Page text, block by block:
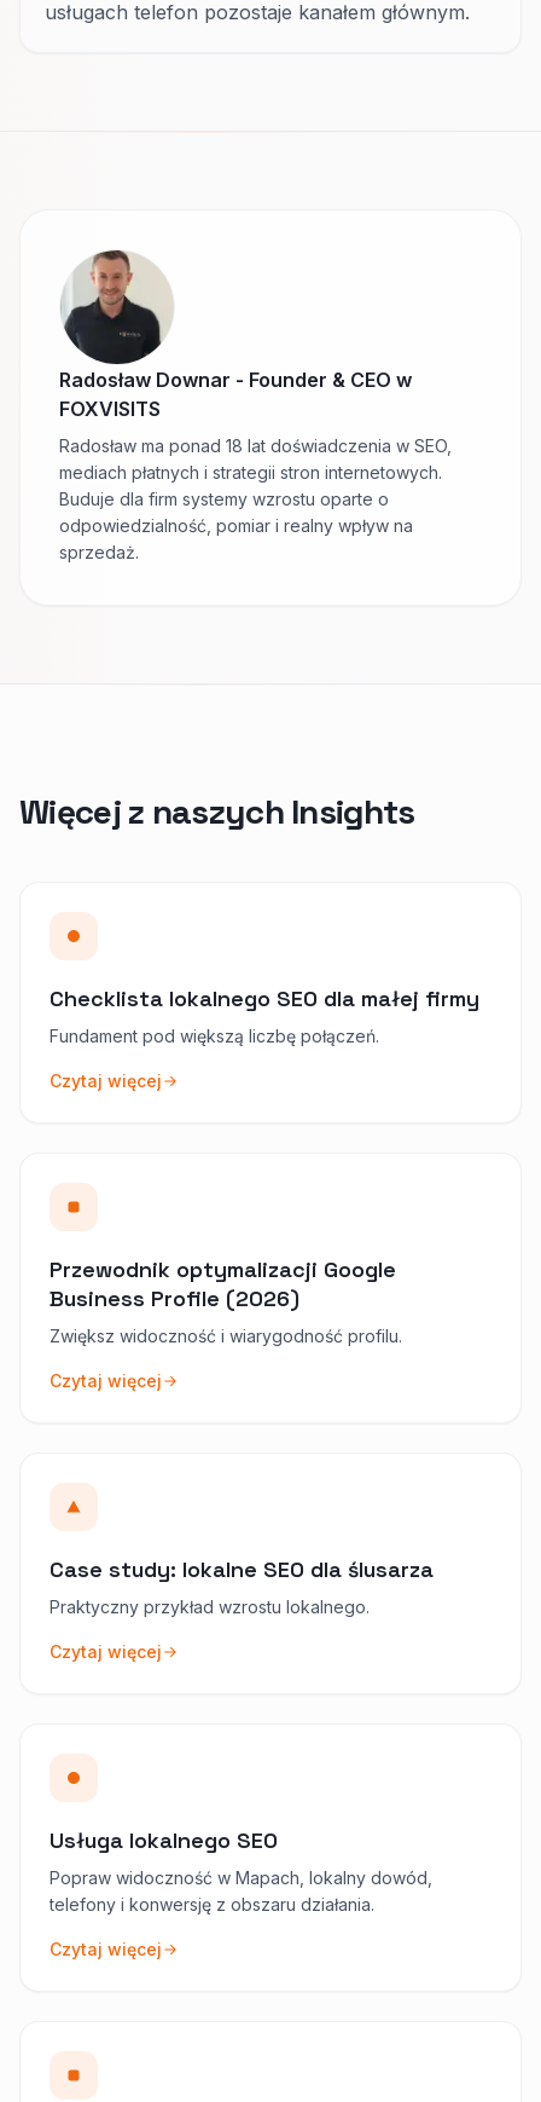
usługach telefon pozostaje kanałem głównym.
Radosław Downar - Founder & CEO w
FOXVISITS
Radosław ma ponad 18 lat doświadczenia w SEO,
mediach płatnych i strategii stron internetowych.
Buduje dla firm systemy wzrostu oparte o
odpowiedzialność, pomiar i realny wpływ na
sprzedaż.
Więcej z naszych Insights
Checklista lokalnego SEO dla małej firmy
Fundament pod większą liczbę połączeń.
Czytaj więcej
Przewodnik optymalizacji Google
Business Profile (2026)
Zwiększ widoczność i wiarygodność profilu.
Czytaj więcej
Case study: lokalne SEO dla ślusarza
Praktyczny przykład wzrostu lokalnego.
Czytaj więcej
Usługa lokalnego SEO
Popraw widoczność w Mapach, lokalny dowód,
telefony i konwersję z obszaru działania.
Czytaj więcej